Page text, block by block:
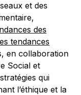
et des
des
tendances
en collaboration
Social et
qui
l’éthique et la